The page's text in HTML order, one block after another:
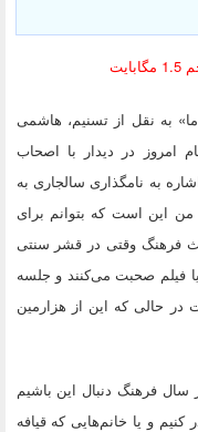
به نقل از تسنیم، هاشمی
در دیدار با اصحاب
به نامگذاری سالجاری به
این است که بتوانم برای
فرهنگ وقتی در قشر سنتی
فیلم صحبت می‌کنند و جلسه
حالی که این از هزارمین
فرهنگ دنبال این باشیم
و یا خانم‌هایی که قیافه